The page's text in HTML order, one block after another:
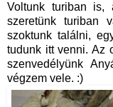
Voltunk turiban is,
szeretünk turiban
szoktunk találni,
tudunk itt venni. Az
szenvedélyünk
végzem vele. :)